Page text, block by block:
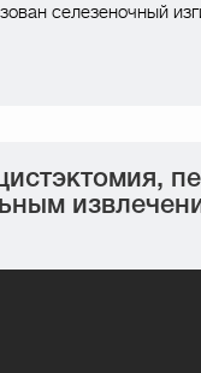
селезеночный